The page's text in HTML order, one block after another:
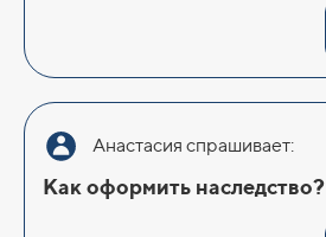
Анастасия спрашивает:
Как оформить наследство?